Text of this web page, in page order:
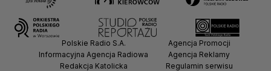
Polskie Radio S.A.
Informacyjna Agencja Radiowa
Redakcja Katolicka
Agencja Promocji
Agencja Reklamy
Regulamin serwisu